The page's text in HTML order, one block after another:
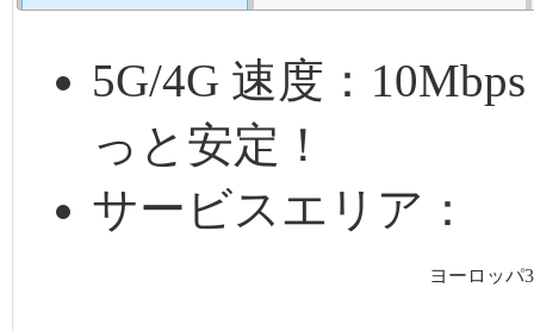
5G/4G 速度：
っと安定！
サービスエリア：
ヨーロッパ